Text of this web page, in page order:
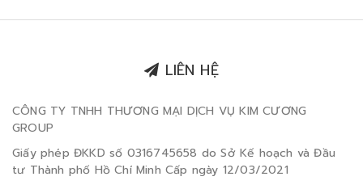
LIÊN HỆ
CÔNG TY TNHH THƯƠNG MẠI DỊCH VỤ KIM CƯƠNG
GROUP
Giấy phép ĐKKD số 0316745658 do Sở Kế hoạch và Đầu
tư Thành phố Hồ Chí Minh Cấp ngày 12/03/2021